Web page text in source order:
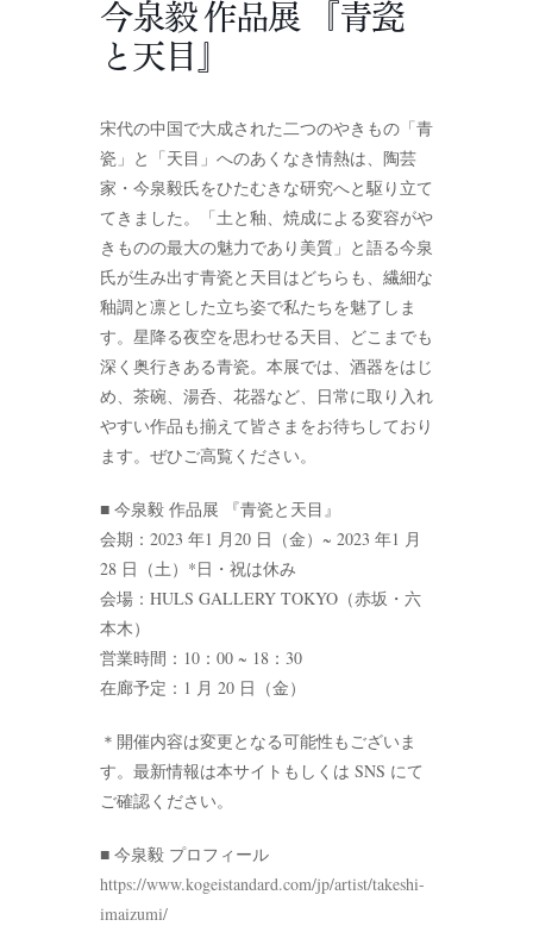
今泉毅 作品展 『青瓷
と天目』
宋代の中国で大成された二つのやきもの「青
瓷」と「天目」へのあくなき情熱は、陶芸
家・今泉毅氏をひたむきな研究へと駆り立て
てきました。「土と釉、焼成による変容がや
きものの最大の魅力であり美質」と語る今泉
氏が生み出す青瓷と天目はどちらも、繊細な
釉調と凛とした立ち姿で私たちを魅了しま
す。星降る夜空を思わせる天目、どこまでも
深く奥行きある青瓷。本展では、酒器をはじ
め、茶碗、湯呑、花器など、日常に取り入れ
やすい作品も揃えて皆さまをお待ちしており
ます。ぜひご高覧ください。
■ 今泉毅 作品展 『青瓷と天目』
会期：2023 年1 月20 日（金）~ 2023 年1 月
28 日（土）*日・祝は休み
会場：HULS GALLERY TOKYO（赤坂・六
本木）
営業時間：10：00 ~ 18：30
在廊予定：1 月 20 日（金）
＊開催内容は変更となる可能性もございま
す。最新情報は本サイトもしくは SNS にて
ご確認ください。
■ 今泉毅 プロフィール
https://www.kogeistandard.com/jp/artist/takeshi-
imaizumi/